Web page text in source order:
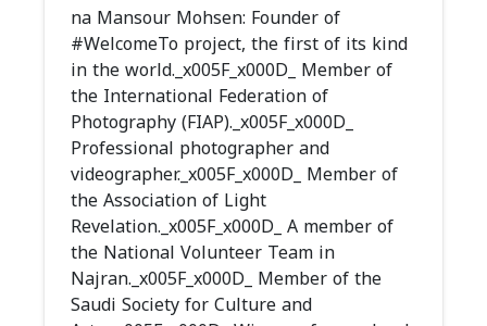
na Mansour Mohsen: Founder of
#WelcomeTo project, the first of its kind
in the world._x005F_x000D_ Member of
the International Federation of
Photography (FIAP)._x005F_x000D_
Professional photographer and
videographer._x005F_x000D_ Member of
the Association of Light
Revelation._x005F_x000D_ A member of
the National Volunteer Team in
Najran._x005F_x000D_ Member of the
Saudi Society for Culture and